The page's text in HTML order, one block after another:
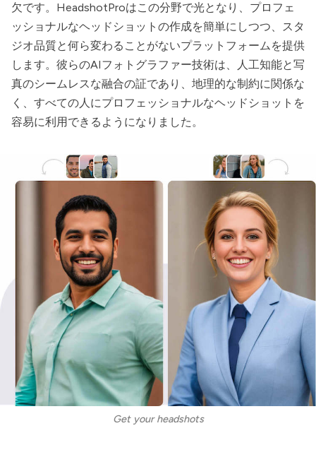
欠です。 HeadshotProはこの分野で光となり、プロフェ
ッショナルなヘッドショットの作成を簡単にしつつ、スタ
ジオ品質と何ら変わることがないプラットフォームを提供
します。彼らのAIフォトグラファー技術は、人工知能と写
真のシームレスな融合の証であり、地理的な制約に関係な
く、すべての人にプロフェッショナルなヘッドショットを
容易に利用できるようになりました。
Get your headshots